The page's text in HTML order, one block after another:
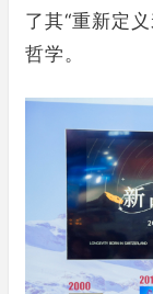
了其“重新定
哲学。